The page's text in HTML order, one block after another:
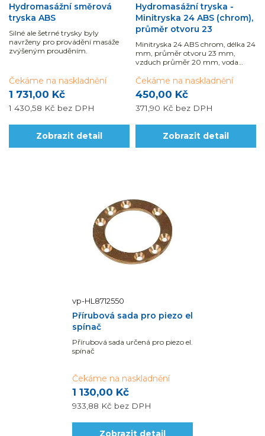
Hydromasážní směrová
tryska ABS
Silné ale šetrné trysky byly
navrženy pro provádění masáže
zvýšeným prouděním.
1 731,00 Kč
1 430,58 Kč bez DPH
Čekáme na naskladnění
Zobrazit detail
Hydromasážní tryska -
Minitryska 24 ABS (chrom),
průměr otvoru 23
Minitryska 24 ABS chrom, délka 24
mm, průměr otvoru 23 mm,
vzduch průměr 20 mm, voda
450,00 Kč
371,90 Kč bez DPH
Čekáme na naskladnění
Zobrazit detail
vp-HL8712550
Přírubová sada pro piezo el
spínač
Přírubová sada určená pro piezo el.
spínač
1 130,00 Kč
933,88 Kč bez DPH
Čekáme na naskladnění
Zobrazit detail